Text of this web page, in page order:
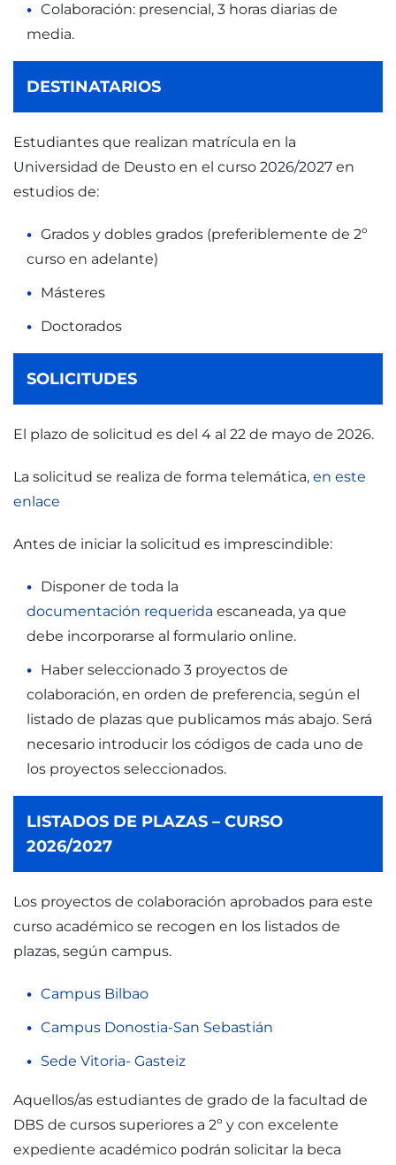
Colaboración: presencial, 3 horas diarias de
media.
DESTINATARIOS
Estudiantes que realizan matrícula en la
Universidad de Deusto en el curso 2026/2027 en
estudios de:
Grados y dobles grados (preferiblemente de 2º
curso en adelante)
Másteres
Doctorados
SOLICITUDES
El plazo de solicitud es del 4 al 22 de mayo de 2026.
La solicitud se realiza de forma telemática, en este
enlace
Antes de iniciar la solicitud es imprescindible:
Disponer de toda la
documentación requerida escaneada, ya que
debe incorporarse al formulario online.
Haber seleccionado 3 proyectos de
colaboración, en orden de preferencia, según el
listado de plazas que publicamos más abajo. Será
necesario introducir los códigos de cada uno de
los proyectos seleccionados.
LISTADOS DE PLAZAS – CURSO
2026/2027
Los proyectos de colaboración aprobados para este
curso académico se recogen en los listados de
plazas, según campus.
Campus Bilbao
Campus Donostia-San Sebastián
Sede Vitoria- Gasteiz
Aquellos/as estudiantes de grado de la facultad de
DBS de cursos superiores a 2º y con excelente
expediente académico podrán solicitar la beca